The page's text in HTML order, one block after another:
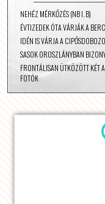
NEHÉZ MÉRKŐZÉS (NB I. B)
ÉVTIZEDEK ÓTA VÁRJÁK A
IDÉN IS VÁRJA A
SASOK OROSZLÁNYBAN
FRONTÁLISAN ÜTKÖZÖTT KÉT
FOTÓK